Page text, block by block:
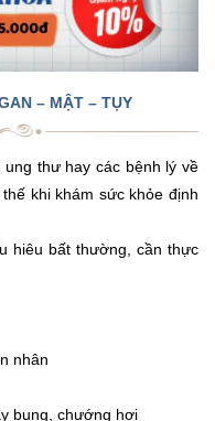
– MẬT – TỤY
thư hay các bệnh lý về
khi khám sức khỏe định
hiêu bất thường, cần thực
nhân
bụng, chướng hơi